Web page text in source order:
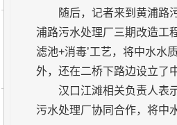
随后，记者来到黄浦路
浦路污水处理厂三期改造工
滤池+消毒’工艺，将中水水
外，还在二桥下路边设立了
汉口江滩相关负责人表
污水处理厂协同合作，将中